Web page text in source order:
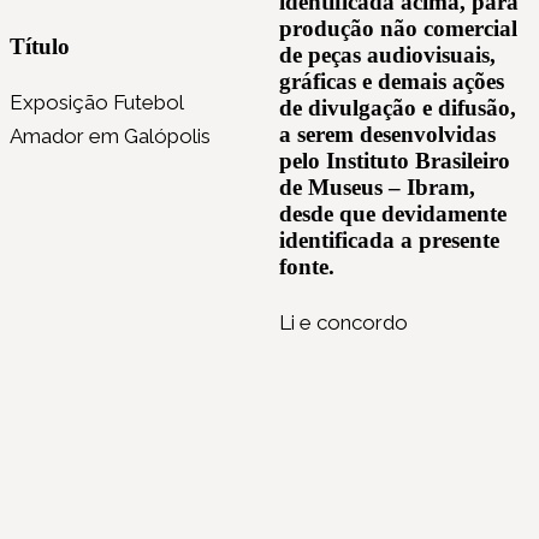
Título
Exposição Futebol
Amador em Galópolis
produção não comercial
de peças audiovisuais,
gráficas e demais ações
de divulgação e difusão,
a serem desenvolvidas
pelo Instituto Brasileiro
de Museus – Ibram,
desde que devidamente
identificada a presente
fonte.
Li e concordo